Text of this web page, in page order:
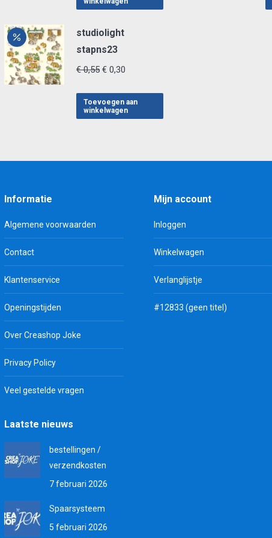
€ 0,55.€ 0,30.
studiolight
stapns23
€0,55 Oorspronkelijke
was:
€ 0,55.
€ 0,30
is:
€ 0,30.
Toevoegen aan
winkelwagen
Informatie
Algemene voorwaarden
Contact
Klantenservice
Openingstijden
Over Creashop Joke
Privacy Policy
Veel gestelde vragen
Mijn account
Inloggen
Winkelwagen
Verlanglijstje
#12833 (geen titel)
Laatste nieuws
bestellingen /
verzendkosten
7 februari 2026
Spaarsysteem
5 februari 2026